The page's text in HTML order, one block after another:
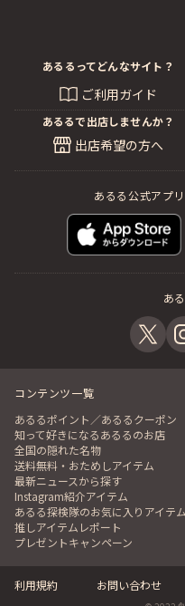
あるるってどんなサイト？
ご利用ガイド
あるるで出店しませんか？
出店希望の方へ
あるる公式アプ
あ
コンテンツ一覧
あるるポイント／あるるクーポン
知って好きになるあるるのお店
全国の隠れた名物
送料無料・おためしアイテム
最新ニュースから探す
Instagram紹介アイテム
あるる探検隊のお気に入りアイテム
推しアイテムレポート
プレゼントキャンペーン
利用規約 お問い合わせ